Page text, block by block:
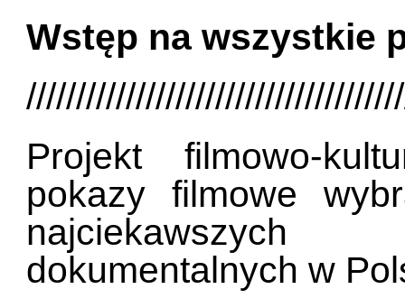
Wstęp na wszystkie
Projekt filmowo-
pokazy filmowe
najciekawszych
dokumentalnych w